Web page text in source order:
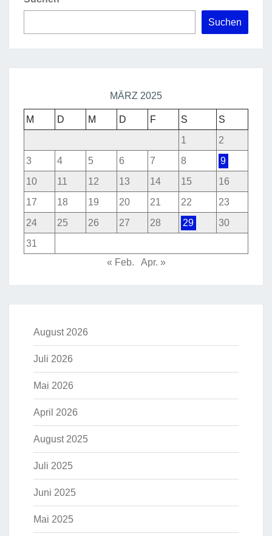
Suchen
MÄRZ 2025
M D M D F S
S
1
2
3
4 5 6 7 8
9
10
11 12 13 14 15
16
17
18 19 20 21 22
23
24
25 26 27 28 29
30
31
« Feb.
Apr. »
August 2026
Juli 2026
Mai 2026
April 2026
August 2025
Juli 2025
Juni 2025
Mai 2025